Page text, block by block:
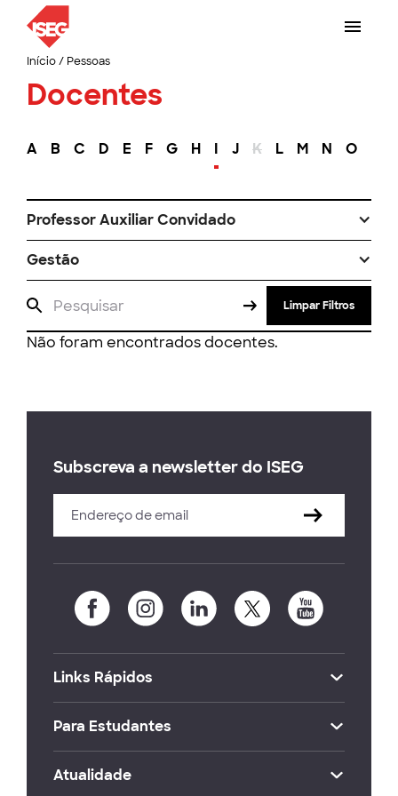
Início/ Pessoas
Docentes
A B C D E F G H I J K L M N O
Professor Auxiliar Convidado
Gestão
Limpar Filtros
Não foram encontrados docentes.
Subscreva a newsletter do ISEG
Links Rápidos
Para Estudantes
Atualidade